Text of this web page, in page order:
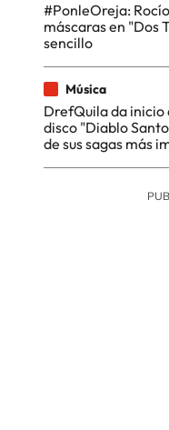
#PonleOreja:
máscaras en "Dos
sencillo
Música
DrefQuila da inicio
disco "Diablo
de sus sagas más